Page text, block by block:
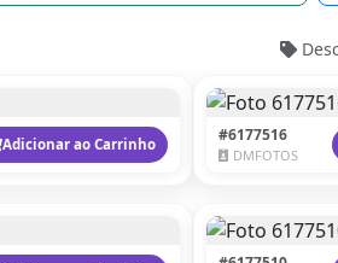
Adicionar ao Carrinho #6177516
DMFOTOS